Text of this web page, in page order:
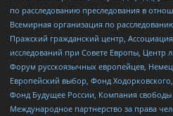
по расследованию преследования в
Всемирная организация по
Пражский гражданский центр,
исследований при Совете Европы, Центр
Форум русскоязычных европейцев,
Европейский выбор, Фонд
Фонд Будущее России, Компания
Международное партнерство за права